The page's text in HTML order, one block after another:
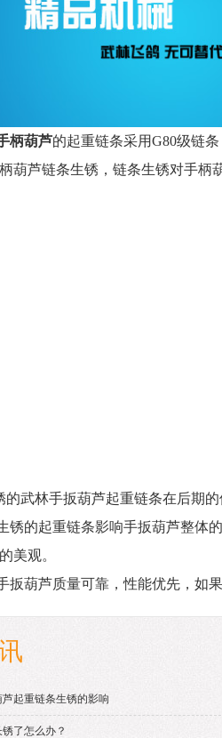
柄葫芦的起重链条采用G80级链
葫芦链条生锈，链条生锈对手柄
的武林手扳葫芦起重链条在后期
锈的起重链条影响手扳葫芦整体
美观。
扳葫芦质量可靠，性能优先，如
起重链条生锈的影响
了怎么办？